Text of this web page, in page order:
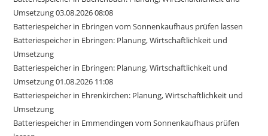
Umsetzung 03.08.2026 08:08
Batteriespeicher in Ebringen vom Sonnenkaufhaus prüfen lassen
Batteriespeicher in Ebringen: Planung, Wirtschaftlichkeit und
Umsetzung
Batteriespeicher in Ebringen: Planung, Wirtschaftlichkeit und
Umsetzung 01.08.2026 11:08
Batteriespeicher in Ehrenkirchen: Planung, Wirtschaftlichkeit und
Umsetzung
Batteriespeicher in Emmendingen vom Sonnenkaufhaus prüfen